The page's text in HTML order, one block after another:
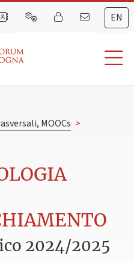
EN
MOOCs >
2024/2025